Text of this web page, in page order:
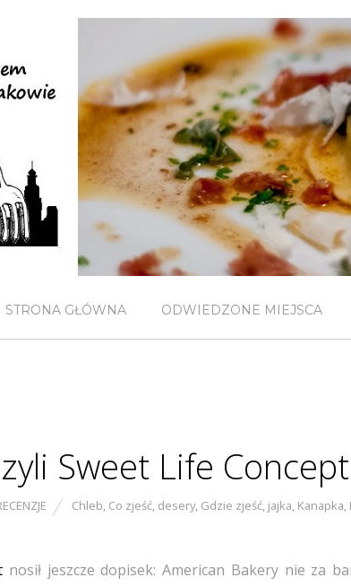
STRONA GŁÓWNA ODWIEDZONE MIEJSCA
Sweet Life Concept
Chleb, Co zjeść, desery, Gdzie zjeść, jajka, Kanapka,
nosił jeszcze dopisek: American Bakery nie za